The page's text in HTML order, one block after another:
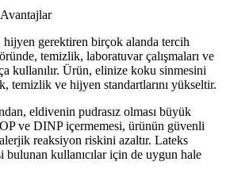
gerektiren birçok alanda tercih
temizlik, laboratuvar çalışmaları ve
kullanılır. Ürün, elinize koku sinmesini
temizlik ve hijyen standartlarını yükseltir.
eldivenin pudrasız olması büyük
ve DINP içermemesi, ürünün güvenli
reaksiyon riskini azaltır. Lateks
bulunan kullanıcılar için de uygun hale